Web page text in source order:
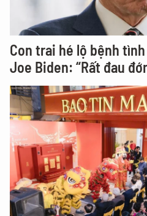
Con trai hé lộ bệnh
Joe Biden: “Rất đau